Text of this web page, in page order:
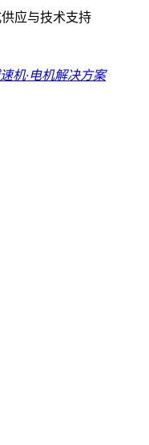
应与技术支持
机·电机解决方案